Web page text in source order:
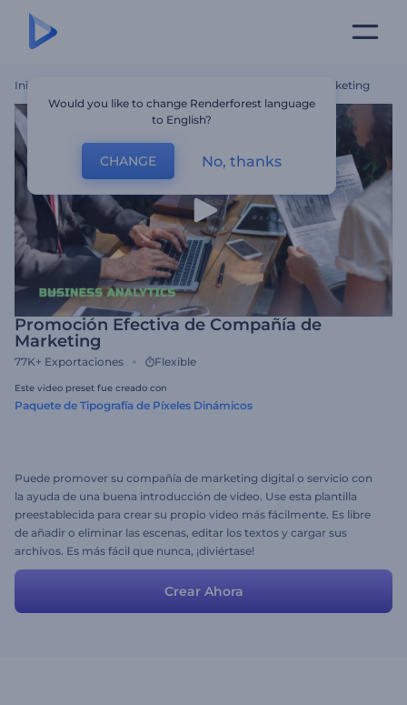
Inicio Promoción Efectiva De Compañía De Marketing
Promoción Efectiva de Compañía de
Marketing
77K+ Exportaciones Flexible
Este video preset fue creado con
Paquete de Tipografía de Píxeles Dinámicos
Puede promover su compañía de marketing digital o servicio con
la ayuda de una buena introducción de video. Use esta plantilla
preestablecida para crear su propio video más fácilmente. Es libre
de añadir o eliminar las escenas, editar los textos y cargar sus
archivos. Es más fácil que nunca, ¡diviértase!
Crear Ahora
Would you like to change Renderforest language
to English?
CHANGE No, thanks